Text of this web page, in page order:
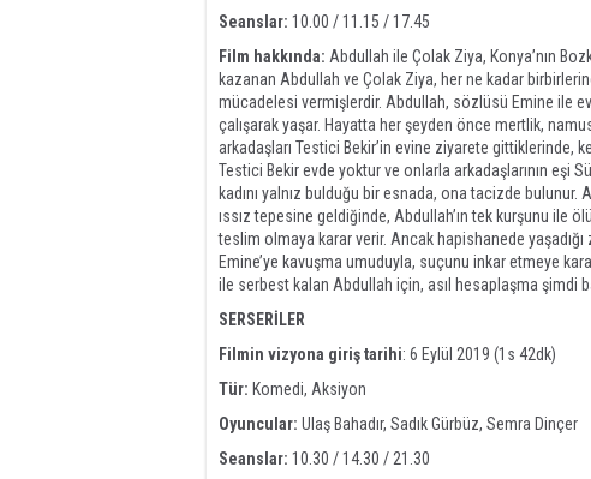
Seanslar: 10.00 / 11.15 / 17.45
Film hakkında: Abdullah ile Çolak Ziya, Konya’nın
kazanan Abdullah ve Çolak Ziya, her ne kadar
mücadelesi vermişlerdir. Abdullah, sözlüsü Emine ile
çalışarak yaşar. Hayatta her şeyden önce mertlik,
arkadaşları Testici Bekir’in evine ziyarete
Testici Bekir evde yoktur ve onlarla arkadaşlarının eşi
kadını yalnız bulduğu bir esnada, ona tacizde bulunur.
ıssız tepesine geldiğinde, Abdullah’ın tek kurşunu ile
teslim olmaya karar verir. Ancak hapishanede
Emine’ye kavuşma umuduyla, suçunu inkar etmeye
ile serbest kalan Abdullah için, asıl hesaplaşma şimdi
SERSERİLER
Filmin vizyona giriş tarihi: 6 Eylül 2019 (1s 42dk)
Tür: Komedi, Aksiyon
Oyuncular: Ulaş Bahadır, Sadık Gürbüz, Semra Dinçer
Seanslar: 10.30 / 14.30 / 21.30